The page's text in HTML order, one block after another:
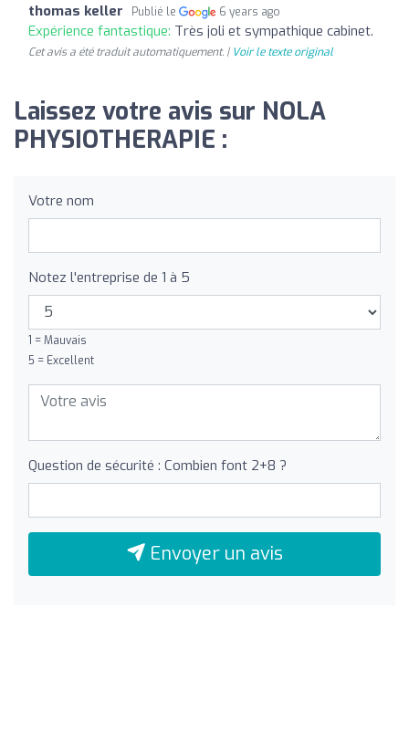
thomas keller Publié le 6 years ago
Expérience fantastique: Très joli et sympathique cabinet.
Cet avis a été traduit automatiquement. | Voir le texte original
Laissez votre avis sur NOLA
PHYSIOTHERAPIE :
Votre nom
Notez l'entreprise de 1 à 5
1 = Mauvais
5 = Excellent
Question de sécurité : Combien font 2+8 ?
Envoyer un avis